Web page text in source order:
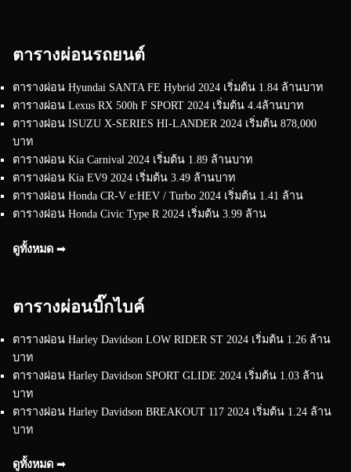
ตารางผ่อนรถยนต์
ตารางผ่อน Hyundai SANTA FE Hybrid 2024 เริ่มต้น 1.84 ล้านบาท
ตารางผ่อน Lexus RX 500h F SPORT 2024 เริ่มต้น 4.4ล้านบาท
ตารางผ่อน ISUZU X-SERIES HI-LANDER 2024 เริ่มต้น 878,000
บาท
ตารางผ่อน Kia Carnival 2024 เริ่มต้น 1.89 ล้านบาท
ตารางผ่อน Kia EV9 2024 เริ่มต้น 3.49 ล้านบาท
ตารางผ่อน Honda CR-V e:HEV / Turbo 2024 เริ่มต้น 1.41 ล้าน
ตารางผ่อน Honda Civic Type R 2024 เริ่มต้น 3.99 ล้าน
ดูทั้งหมด ➟
ตารางผ่อนบิ๊กไบค์
ตารางผ่อน Harley Davidson LOW RIDER ST 2024 เริ่มต้น 1.26 ล้าน
บาท
ตารางผ่อน Harley Davidson SPORT GLIDE 2024 เริ่มต้น 1.03 ล้าน
บาท
ตารางผ่อน Harley Davidson BREAKOUT 117 2024 เริ่มต้น 1.24 ล้าน
บาท
ดูทั้งหมด ➟